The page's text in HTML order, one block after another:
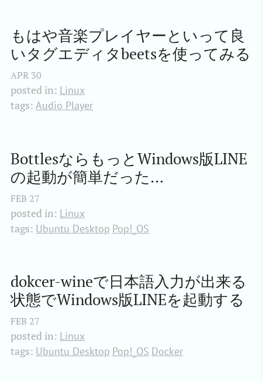
もはや音楽プレイヤーといって良
いタグエディタbeetsを使ってみる
APR 30
posted in: Linux
tags: Audio Player
BottlesならもっとWindows版LINE
の起動が簡単だった…
FEB 27
posted in: Linux
tags: Ubuntu Desktop Pop!_OS
dokcer-wineで日本語入力が出来る
状態でWindows版LINEを起動する
FEB 27
posted in: Linux
tags: Ubuntu Desktop Pop!_OS Docker